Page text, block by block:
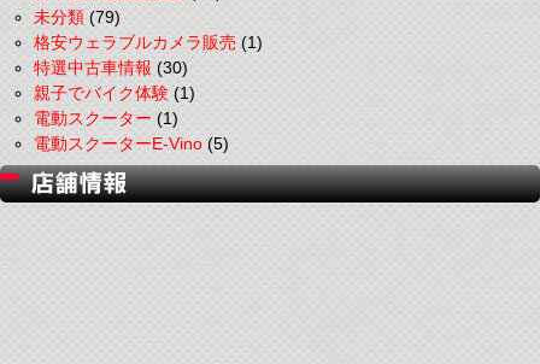
未分類(79)
格安ウェラブルカメラ販売(1)
特選中古車情報(30)
親子でバイク体験(1)
電動スクーター(1)
電動スクーターE-Vino(5)